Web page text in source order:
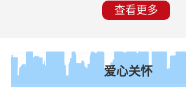
查看更多
爱心关怀